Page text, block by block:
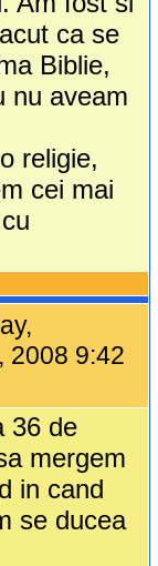
ca se
Biblie,
nu aveam
religie,
cei mai
2008 9:42
36 de
mergem
in cand
se ducea